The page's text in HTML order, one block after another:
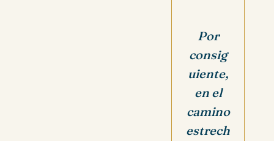
Por
consig
uiente,
en el
camino
estrech